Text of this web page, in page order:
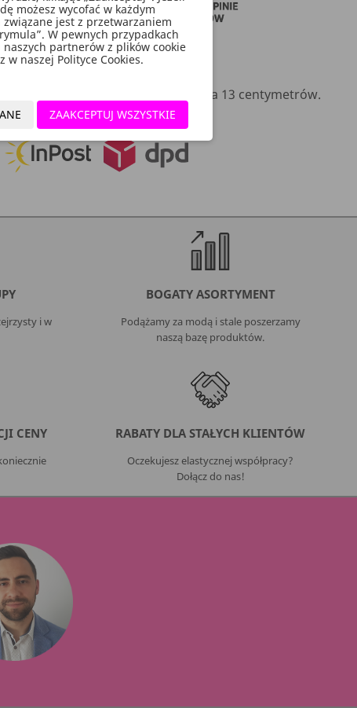
8,5 centymetra, długość zausznika 13 centymetrów.
i w
BOGATY ASORTYMENT
Podążamy za modą i stale poszerzamy
naszą bazę produktów.
CENY RABATY DLA STAŁYCH KLIENTÓW
Oczekujesz elastycznej współpracy?
Dołącz do nas!
możesz wycofać w każdym
jest z przetwarzaniem
W pewnych przypadkach
partnerów z plików cookie
naszej Polityce Cookies.
ZAAKCEPTUJ WSZYSTKIE